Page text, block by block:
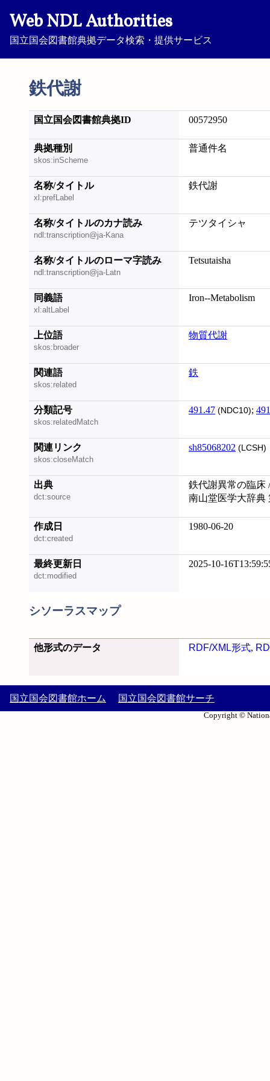
Web NDL Authorities
国立国会図書館典拠データ検索・提供サービス
鉄代謝
国立国会図書館典拠ID 00572950
典拠種別
skos:inScheme
普通件名
名称/タイトル
xl:prefLabel
鉄代謝
名称/タイトルのカナ読み
ndl:transcription@ja-Kana
テツタイシャ
名称/タイトルのローマ字読み
ndl:transcription@ja-Latn
Tetsutaisha
同義語
xl:altLabel
Iron--Metabolism
上位語
skos:broader
物質代謝
関連語
skos:related
鉄
分類記号
skos:relatedMatch
491.47 (NDC10);
関連リンク
skos:closeMatch
sh85068202 (LCSH)
出典
dct:source
鉄代謝異常の臨床
南山堂医学大辞典
作成日
dct:created
1980-06-20
最終更新日
dct:modified
2025-10-
シソーラスマップ
他形式のデータ RDF/XML形式,
国立国会図書館ホーム 国立国会図書館サーチ
Copyright ©